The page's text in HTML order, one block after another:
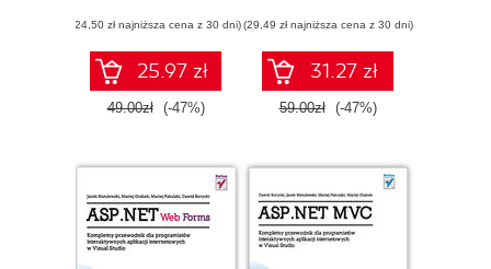
(24,50 zł najniższa cena z 30 dni)
25.97 zł
49.00zł (-47%)
(29,49 zł najniższa cena z 30 dni)
31.27 zł
59.00zł (-47%)